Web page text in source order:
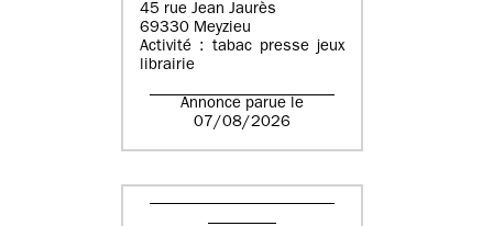
45 rue Jean Jaurès
69330 Meyzieu
Activité : tabac presse jeux
librairie
Annonce parue le
07/08/2026